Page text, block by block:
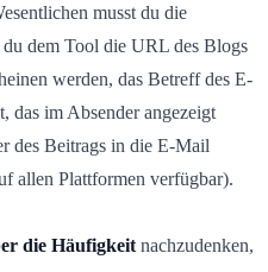
musst du die
dem Tool die URL des Blogs
werden, das Betreff des E-
das im Absender angezeigt
des Beitrags in die E-Mail
allen Plattformen verfügbar).
die Häufigkeit nachzudenken,